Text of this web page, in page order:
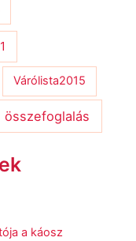
Várólista2015
összefoglalás
a káosz